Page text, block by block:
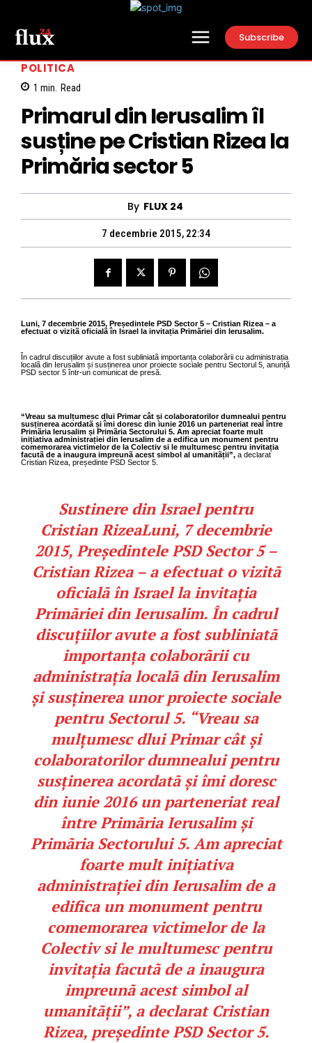
Subscribe
POLITICA
1 min. Read
Primarul din Ierusalim îl
susține pe Cristian Rizea la
Primăria sector 5
By FLUX 24
7 decembrie 2015, 22:34
Luni, 7 decembrie 2015, Președintele PSD Sector 5 – Cristian Rizea – a
efectuat o vizitã oficialã în Israel la invitația Primãriei din Ierusalim.
În cadrul discuțiilor avute a fost subliniatã importanța colaborãrii cu administrația
localã din Ierusalim și susținerea unor proiecte sociale pentru Sectorul 5, anunță
PSD sector 5 într-un comunicat de presă.
“Vreau sa mulțumesc dlui Primar cât și colaboratorilor dumnealui pentru
susținerea acordatã și îmi doresc din iunie 2016 un parteneriat real între
Primãria Ierusalim și Primãria Sectorului 5. Am apreciat foarte mult
inițiativa administrației din Ierusalim de a edifica un monument pentru
comemorarea victimelor de la Colectiv si le multumesc pentru invitația
facutã de a inaugura impreunã acest simbol al umanitãții”, a declarat
Cristian Rizea, președinte PSD Sector 5.
Sustinere din Israel pentru
Cristian RizeaLuni, 7 decembrie
2015, Președintele PSD Sector 5 –
Cristian Rizea – a efectuat o vizitã
oficialã în Israel la invitația
Primãriei din Ierusalim. În cadrul
discuțiilor avute a fost subliniatã
importanța colaborãrii cu
administrația localã din Ierusalim
și susținerea unor proiecte sociale
pentru Sectorul 5. “Vreau sa
mulțumesc dlui Primar cât și
colaboratorilor dumnealui pentru
susținerea acordatã și îmi doresc
din iunie 2016 un parteneriat real
între Primãria Ierusalim și
Primãria Sectorului 5. Am apreciat
foarte mult inițiativa
administrației din Ierusalim de a
edifica un monument pentru
comemorarea victimelor de la
Colectiv si le multumesc pentru
invitația facutã de a inaugura
impreunã acest simbol al
umanitãții”, a declarat Cristian
Rizea, președinte PSD Sector 5.